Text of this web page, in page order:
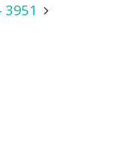
3951